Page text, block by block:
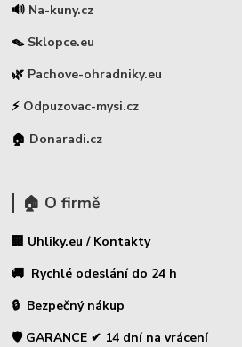
🔊 Na-kuny.cz
🪤 Sklopce.eu
🌿 Pachove-ohradniky.eu
⚡ Odpuzovac-mysi.cz
🏠 Donaradi.cz
🏠 O firmě
🏢 Uhliky.eu / Kontakty
🚚 Rychlé odeslání do 24 h
🔒 Bezpečný nákup
🛡️ GARANCE ✔ 14 dní na vrácení